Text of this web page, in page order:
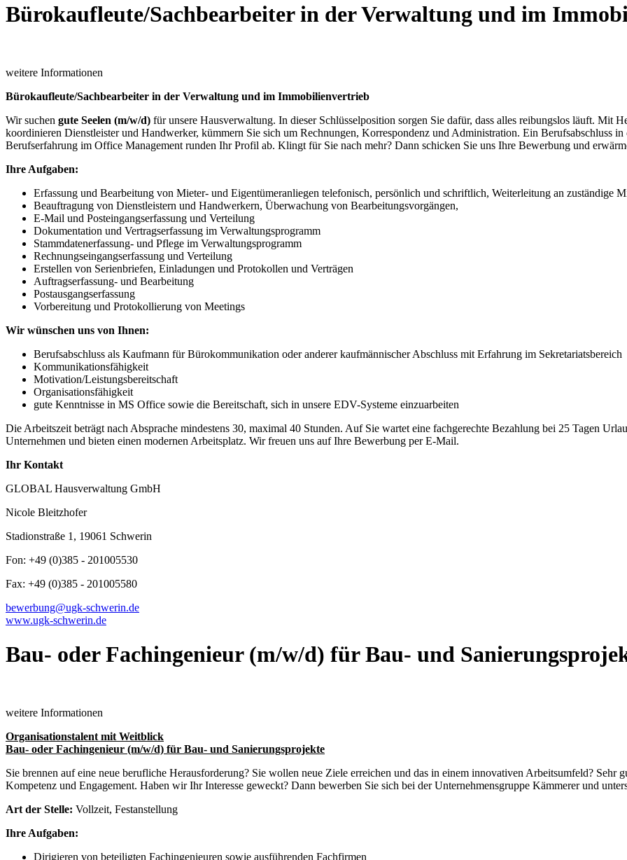
Bürokaufleute/Sachbearbeiter in der Verwaltung und im
weitere Informationen
Bürokaufleute/Sachbearbeiter in der Verwaltung und im Immobilienvertrieb
Wir suchen gute Seelen (m/w/d) für unsere Hausverwaltung. In dieser Schlüsselposition sorgen Sie dafür, dass alles reibungslos läuft. Mit
koordinieren Dienstleister und Handwerker, kümmern Sie sich um Rechnungen, Korrespondenz und Administration. Ein Berufsabschluss
Berufserfahrung im Office Management runden Ihr Profil ab. Klingt für Sie nach mehr? Dann schicken Sie uns Ihre Bewerbung und
Ihre Aufgaben:
Erfassung und Bearbeitung von Mieter- und Eigentümeranliegen telefonisch, persönlich und schriftlich, Weiterleitung an zuständige
Beauftragung von Dienstleistern und Handwerkern, Überwachung von Bearbeitungsvorgängen,
E-Mail und Posteingangserfassung und Verteilung
Dokumentation und Vertragserfassung im Verwaltungsprogramm
Stammdatenerfassung- und Pflege im Verwaltungsprogramm
Rechnungseingangserfassung und Verteilung
Erstellen von Serienbriefen, Einladungen und Protokollen und Verträgen
Auftragserfassung- und Bearbeitung
Postausgangserfassung
Vorbereitung und Protokollierung von Meetings
Wir wünschen uns von Ihnen:
Berufsabschluss als Kaufmann für Bürokommunikation oder anderer kaufmännischer Abschluss mit Erfahrung im Sekretariatsbereich
Kommunikationsfähigkeit
Motivation/Leistungsbereitschaft
Organisationsfähigkeit
gute Kenntnisse in MS Office sowie die Bereitschaft, sich in unsere EDV-Systeme einzuarbeiten
Die Arbeitszeit beträgt nach Absprache mindestens 30, maximal 40 Stunden. Auf Sie wartet eine fachgerechte Bezahlung bei 25 Tagen
Unternehmen und bieten einen modernen Arbeitsplatz. Wir freuen uns auf Ihre Bewerbung per E-Mail.
Ihr Kontakt
GLOBAL Hausverwaltung GmbH
Nicole Bleitzhofer
Stadionstraße 1, 19061 Schwerin
Fon: +49 (0)385 - 201005530
Fax: +49 (0)385 - 201005580
bewerbung@ugk-schwerin.de
www.ugk-schwerin.de
Bau- oder Fachingenieur (m/w/d) für Bau- und
weitere Informationen
Organisationstalent mit Weitblick
Bau- oder Fachingenieur (m/w/d) für Bau- und Sanierungsprojekte
Sie brennen auf eine neue berufliche Herausforderung? Sie wollen neue Ziele erreichen und das in einem innovativen Arbeitsumfeld? Sehr
Kompetenz und Engagement. Haben wir Ihr Interesse geweckt? Dann bewerben Sie sich bei der Unternehmensgruppe Kämmerer und
Art der Stelle: Vollzeit, Festanstellung
Ihre Aufgaben:
Dirigieren von beteiligten Fachingenieuren sowie ausführenden Fachfirmen